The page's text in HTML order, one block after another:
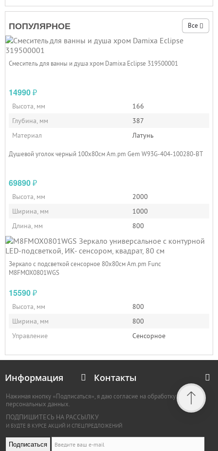
ПОПУЛЯРНОЕ Все
Смеситель для ванны и душа хром Damixa Eclipse 319500001
14990₽
Высота, мм
166
Глубина, мм
387
Материал
Латунь
Душевой уголок черный 100x80см Am.pm Gem W93G-404-100280-BT
69890₽
Высота, мм
2000
Ширина, мм
1000
Длина, мм
800
Зеркало с подсветкой сенсорное 80х80см Am.pm Func
M8FMOX0801WGS
15590₽
Высота, мм
800
Ширина, мм
800
Управление
Сенсорное
Информация Контакты
Нажимая кнопку «Подписаться», я даю согласие на обработку
персональных данных.
ПОДПИШИТЕСЬ НА РАССЫЛКУ
И БУДТЕ В КУРСЕ АКЦИЙ И СПЕЦПРЕДЛОЖЕНИЙ
Подписаться